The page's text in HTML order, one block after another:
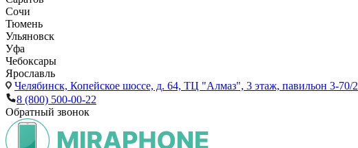
Сочи
Тюмень
Ульяновск
Уфа
Чебоксары
Ярославль
Челябинск, Копейское шоссе, д. 64, ТЦ "Алмаз", 3 этаж, павильон 3-70/2
8 (800) 500-00-22
Обратный звонок